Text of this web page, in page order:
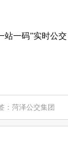
站一码”实时公交
： 菏泽公交集团